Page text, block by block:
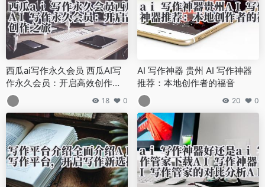
西瓜ai写作永久会员 西瓜AI写
作永久会员：开启高效创作之
旅
18 0
AI 写作神器 贵州 AI 写作神器
推荐：本地创作者的福音
20 0